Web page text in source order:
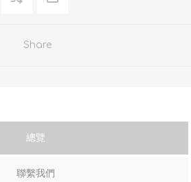
Share
總覽
聯繫我們